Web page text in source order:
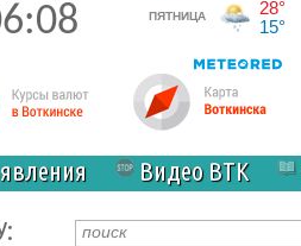
Видео ВТК